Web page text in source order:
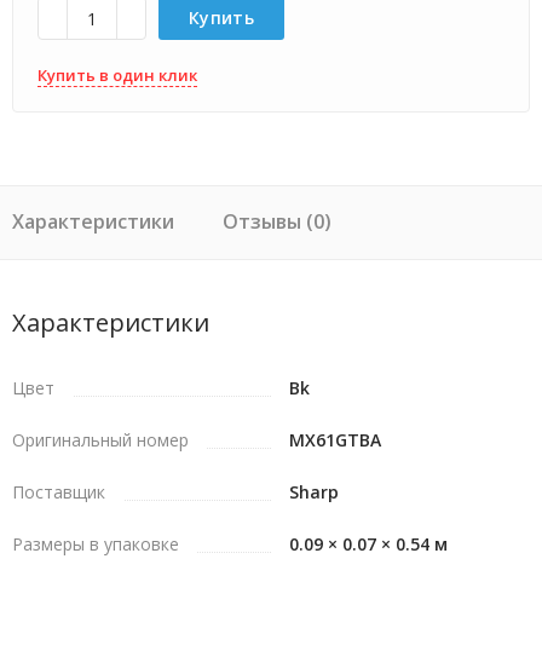
Купить
Купить в один клик
Характеристики Отзывы (0)
Характеристики
Цвет Bk
Оригинальный номер MX61GTBA
Поставщик Sharp
Размеры в упаковке 0.09 × 0.07 × 0.54 м